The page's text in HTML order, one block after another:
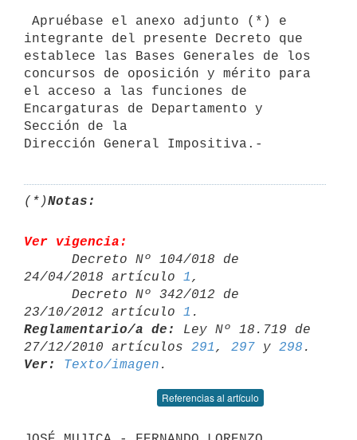
integrante del presente Decreto que
establece las Bases Generales de los
concursos de oposición y mérito para
el acceso a las funciones de
Encargaturas de Departamento y
Sección de la
(*)Notas:
Ver vigencia:
24/04/2018 artículo 1 ,
23/10/2012 artículo 1
Reglamentario/a de:
Ley Nº 18.719 de
27/12/2010 artículos 291 , 297 y 298
Ver:
Texto/imagen
Referencias al artículo